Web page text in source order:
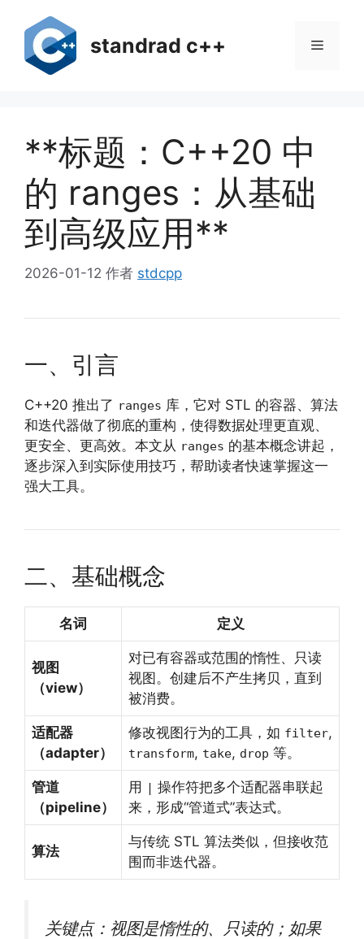
standrad c++ 菜
**标题：C++20 中
的 ranges：从基础
到高级应用**
2026-01-12 作者 stdcpp
一、引言
C++20 推出了 ranges 库，它对 STL 的容器、算法
和迭代器做了彻底的重构，使得数据处理更直观、
更安全、更高效。本文从 ranges 的基本概念讲起，
逐步深入到实际使用技巧，帮助读者快速掌握这一
强大工具。
二、基础概念
名词 定义
视图
（view）
对已有容器或范围的惰性、只读
视图。创建后不产生拷贝，直到
被消费。
适配器
（adapter）
修改视图行为的工具，如 filter,
transform, take, drop 等。
管道
（pipeline）
用 | 操作符把多个适配器串联起
来，形成“管道式”表达式。
算法
与传统 STL 算法类似，但接收范
围而非迭代器。
关键点：视图是惰性的、只读的；如果